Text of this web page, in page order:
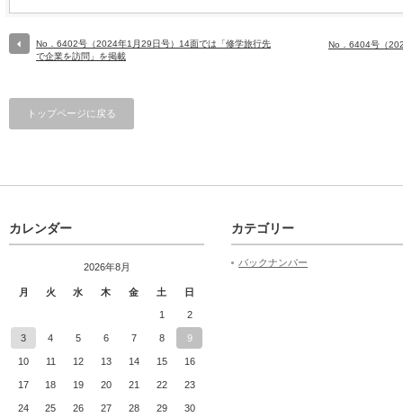
No．6402号（2024年1月29日号）14面では「修学旅行先
で企業を訪問」を掲載
No．6404号（
トップページに戻る
カレンダー
2026年8月
月 火 水 木 金 土 日
1 2
3 4 5 6 7 8 9
10 11 12 13 14 15 16
17 18 19 20 21 22 23
24 25 26 27 28 29 30
カテゴリー
バックナンバー